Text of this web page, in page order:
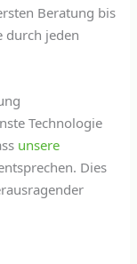
Beratung bis
durch jeden
Technologie
unsere
Dies